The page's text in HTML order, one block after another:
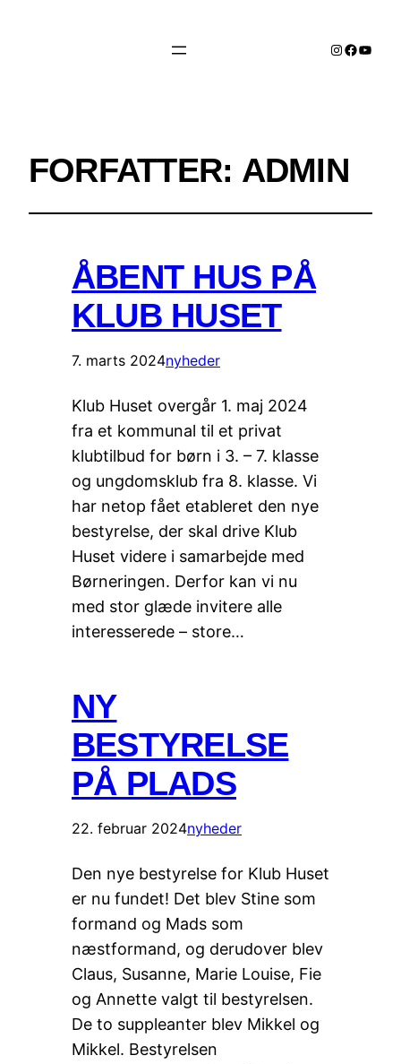
Instagram
FORFATTER: ADMIN
ÅBENT HUS PÅ
KLUB HUSET
7. marts 2024nyheder
Klub Huset overgår 1. maj 2024
fra et kommunal til et privat
klubtilbud for børn i 3. – 7. klasse
og ungdomsklub fra 8. klasse. Vi
har netop fået etableret den nye
bestyrelse, der skal drive Klub
Huset videre i samarbejde med
Børneringen. Derfor kan vi nu
med stor glæde invitere alle
interesserede – store…
NY
BESTYRELSE
PÅ PLADS
22. februar 2024nyheder
Den nye bestyrelse for Klub Huset
er nu fundet! Det blev Stine som
formand og Mads som
næstformand, og derudover blev
Claus, Susanne, Marie Louise, Fie
og Annette valgt til bestyrelsen.
De to suppleanter blev Mikkel og
Mikkel. Bestyrelsen